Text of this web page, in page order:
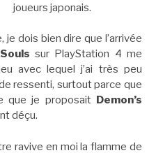
joueurs japonais.
je dois bien dire que l’arrivée
sur PlayStation 4 me
avec lequel j’ai très peu
ressenti, surtout parce que
que je proposait Demon’s
déçu.
ravive en moi la flamme de